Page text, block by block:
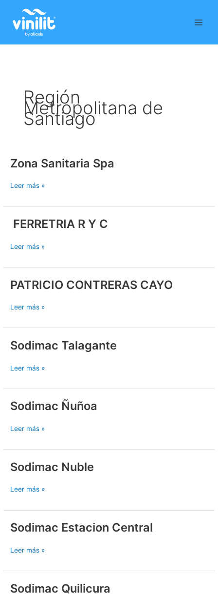
contenido
Región
Metropolitana de
Santiago
Zona Sanitaria Spa
Zona
Spa
Leer más »
FERRETRIA R Y C
FERRETRIA
YLeer más »
PATRICIO CONTRERAS CAYO
PATRICIO
CAYO
Leer más »
Sodimac Talagante
Sodimac
Leer más »
Sodimac Ñuñoa
Sodimac
Leer más »
Sodimac Nuble
Sodimac
Leer más »
Sodimac Estacion Central
Sodimac
Central
Leer más »
Sodimac Quilicura
Sodimac